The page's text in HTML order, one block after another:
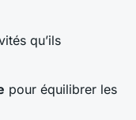
qu’ils
pour équilibrer les